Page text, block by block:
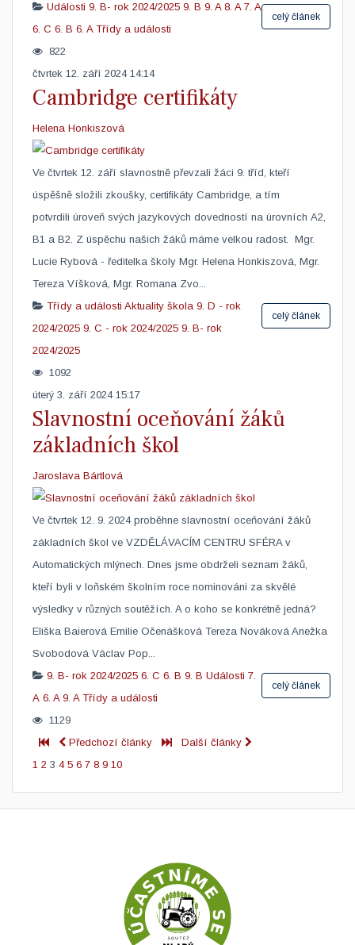
celý článek
Události 9. B- rok 2024/2025 9. B 9. A 8. A 7. A
6. C 6. B 6. A Třídy a události
822
čtvrtek 12. září 2024 14:14
Cambridge certifikáty
Helena Honkiszová
​Ve čtvrtek 12. září slavnostně převzali žáci 9. tříd, kteří
úspěšně složili zkoušky, certifikáty Cambridge, a tím
potvrdili úroveň svých jazykových dovedností na úrovních A2,
B1 a B2. Z úspěchu našich žáků máme velkou radost. ​ Mgr.
Lucie Rybová - ředitelka školy Mgr. Helena Honkiszová, Mgr.
Tereza Víšková, Mgr. Romana Zvo...
celý článek
Třídy a události Aktuality škola 9. D - rok
2024/2025 9. C - rok 2024/2025 9. B- rok
2024/2025
1092
úterý 3. září 2024 15:17
Slavnostní oceňování žáků
základních škol
Jaroslava Bártlová
Ve čtvrtek 12. 9. 2024 proběhne slavnostní oceňování žáků
základních škol ve VZDĚLÁVACÍM CENTRU SFÉRA v
Automatických mlýnech. Dnes jsme obdrželi seznam žáků,
kteří byli v loňském školním roce nominováni za skvělé
výsledky v různých soutěžích. A o koho se konkrétně jedná?
Eliška Baierová Emilie Očenášková Tereza Nováková Anežka
Svobodová Václav Pop...
celý článek
9. B- rok 2024/2025 6. C 6. B 9. B Události 7.
A 6. A 9. A Třídy a události
1129
Předchozí články
Další články
1 2 3 4 5 6 7 8 9 10